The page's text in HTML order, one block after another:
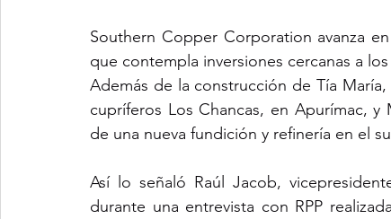
Southern Copper Corporation avanza
que contempla inversiones cercanas a
Además de la construcción de Tía
cupríferos Los Chancas, en Apurímac, y
de una nueva fundición y refinería en el
Así lo señaló Raúl Jacob,
durante una entrevista con RPP